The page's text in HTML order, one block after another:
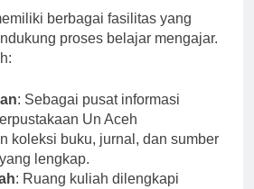
berbagai fasilitas yang
proses belajar mengajar.
: Sebagai pusat informasi
Un Aceh
koleksi buku, jurnal, dan sumber
lengkap.
: Ruang kuliah dilengkapi